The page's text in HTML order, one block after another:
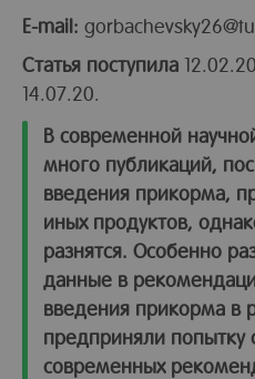
E-mail:
Статья поступила
14.07.20.
В современной
много публикаций,
введения прикорма,
иных продуктов,
разнятся. Особенно
данные в
введения прикорма в
предприняли попытку
современных